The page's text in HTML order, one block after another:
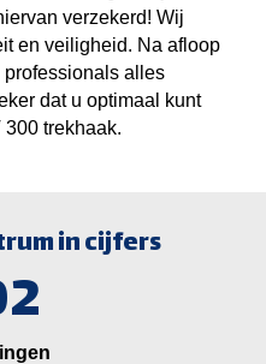
verzekerd! Wij
en veiligheid. Na afloop
alles
dat u optimaal kunt
trekhaak.
in cijfers